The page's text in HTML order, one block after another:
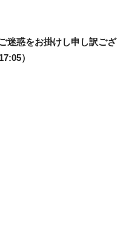
迷惑をお掛けし申し訳ござ
）